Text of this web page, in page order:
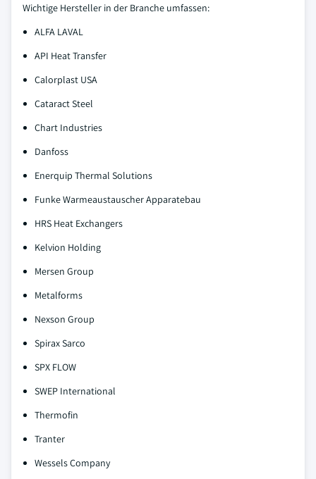
Wichtige Hersteller in der Branche umfassen:
ALFA LAVAL
API Heat Transfer
Calorplast USA
Cataract Steel
Chart Industries
Danfoss
Enerquip Thermal Solutions
Funke Warmeaustauscher Apparatebau
HRS Heat Exchangers
Kelvion Holding
Mersen Group
Metalforms
Nexson Group
Spirax Sarco
SPX FLOW
SWEP International
Thermofin
Tranter
Wessels Company